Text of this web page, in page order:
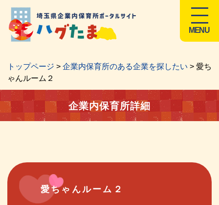
MENU
トップページ > 企業内保育所のある企業を探したい > 愛ち
ゃんルーム２
企業内保育所詳細
愛ちゃんルーム２